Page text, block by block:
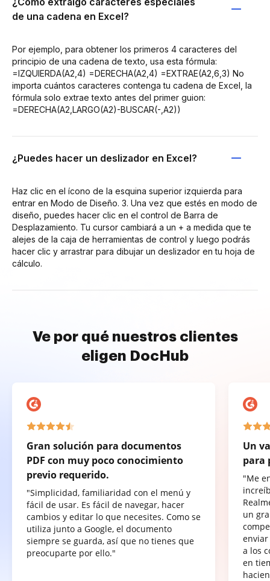
de una cadena en Excel?
Por ejemplo, para obtener los primeros 4 caracteres del
principio de una cadena de texto, usa esta fórmula:
=IZQUIERDA(A2,4) =DERECHA(A2,4) =EXTRAE(A2,6,3) No
importa cuántos caracteres contenga tu cadena de Excel, la
fórmula solo extrae texto antes del primer guion:
=DERECHA(A2,LARGO(A2)-BUSCAR(-,A2))
¿Puedes hacer un deslizador en Excel?
Haz clic en el ícono de la esquina superior izquierda para
entrar en Modo de Diseño. 3. Una vez que estés en modo de
diseño, puedes hacer clic en el control de Barra de
Desplazamiento. Tu cursor cambiará a un + a medida que te
alejes de la caja de herramientas de control y luego podrás
hacer clic y arrastrar para dibujar un deslizador en tu hoja de
cálculo.
Ve por qué nuestros clientes
eligen DocHub
Gran solución para documentos
PDF con muy poco conocimiento
previo requerido.
"Simplicidad, familiaridad con el menú y
fácil de usar. Es fácil de navegar, hacer
cambios y editar lo que necesites. Como se
utiliza junto a Google, el documento
siempre se guarda, así que no tienes que
preocuparte por ello."
Un
para
"Me
un
a los
en